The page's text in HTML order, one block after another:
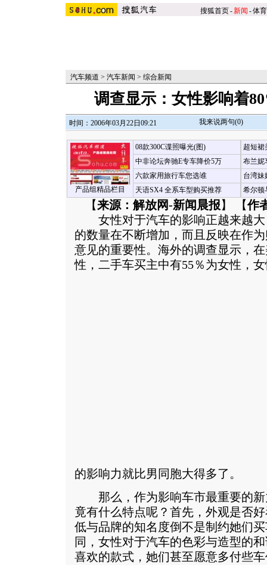
搜狐首页-新闻 -体育
汽车频道 > 汽车新闻 > 综合新闻
调查显示：女性影响着
时间：2006年03月22日09:21 我来说两句(0)
产品组精品栏目
08款300C谍照曝光(图)
中非论坛奔驰E专车降价5万
六款家用旅行车您选谁
天语SX4 全系车型购买推荐
超短裙
布兰妮
台湾妹
希尔顿
【来源：解放网-新闻晨报 】 【作
女性对于汽车的影响正越来越大
的数量在不断增加，而且反映在作
意见的重要性。海外的调查显示，
性，二手车买主中有55％为女性，
的影响力就比男同胞大得多了。
那么，作为影响车市最重要的新
竟有什么特点呢？首先，外观是否
低与品牌的知名度倒不是制约她们
同，女性对于汽车的色彩与造型的
喜欢的款式，她们甚至愿意多付些